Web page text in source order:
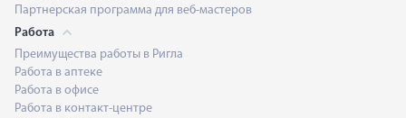
Партнерская программа для веб-мастеров
Работа
Преимущества работы в Ригла
Работа в аптеке
Работа в офисе
Работа в контакт-центре